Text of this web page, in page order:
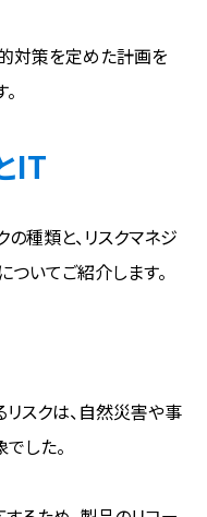
対策を定めた計画を
IT
種類と、リスクマネジ
いてご紹介します。
スクは、自然災害や事
した。